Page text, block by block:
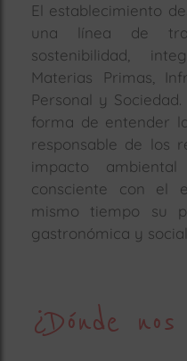
El establecimiento
una línea de
sostenibilidad,
Materias Primas,
Personal y
forma de entender
responsable de los
impacto
consciente con el
mismo tiempo su
gastronómica y
¿Dónde